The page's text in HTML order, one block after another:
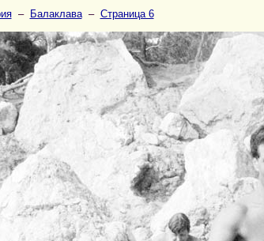
– Балаклава– Страница 6